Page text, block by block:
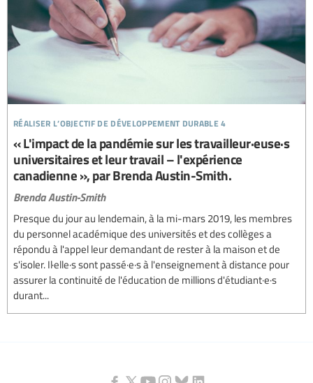
réaliser l’objectif de développement durable 4
« L'impact de la pandémie sur les travailleur·euse·s
universitaires et leur travail – l'expérience
canadienne », par Brenda Austin-Smith.
Brenda Austin-Smith
Presque du jour au lendemain, à la mi-mars 2019, les membres
du personnel académique des universités et des collèges a
répondu à l'appel leur demandant de rester à la maison et de
s'isoler. Il·elle·s sont passé·e·s à l'enseignement à distance pour
assurer la continuité de l'éducation de millions d'étudiant·e·s
durant...